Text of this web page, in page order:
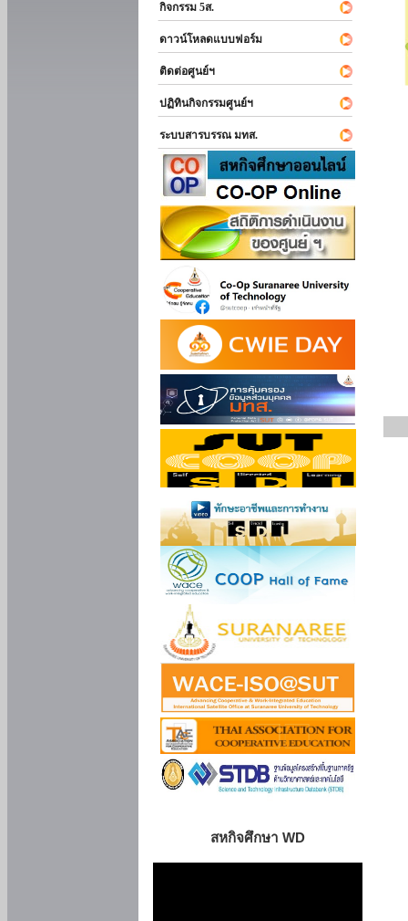
กิจกรรม 5ส.
ดาวน์โหลดแบบฟอร์ม
ติดต่อศูนย์ฯ
ปฏิทินกิจกรรมศูนย์ฯ
ระบบสารบรรณ มทส.
สหกิจศึกษา WD